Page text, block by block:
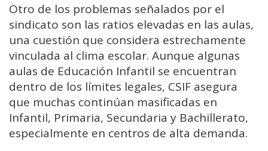
Otro de los problemas señalados por el
sindicato son las ratios elevadas en las aulas,
una cuestión que considera estrechamente
vinculada al clima escolar. Aunque algunas
aulas de Educación Infantil se encuentran
dentro de los límites legales, CSIF asegura
que muchas continúan masificadas en
Infantil, Primaria, Secundaria y Bachillerato,
especialmente en centros de alta demanda.